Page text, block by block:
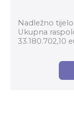
Nadležno
Ukupna
33.180.702,10